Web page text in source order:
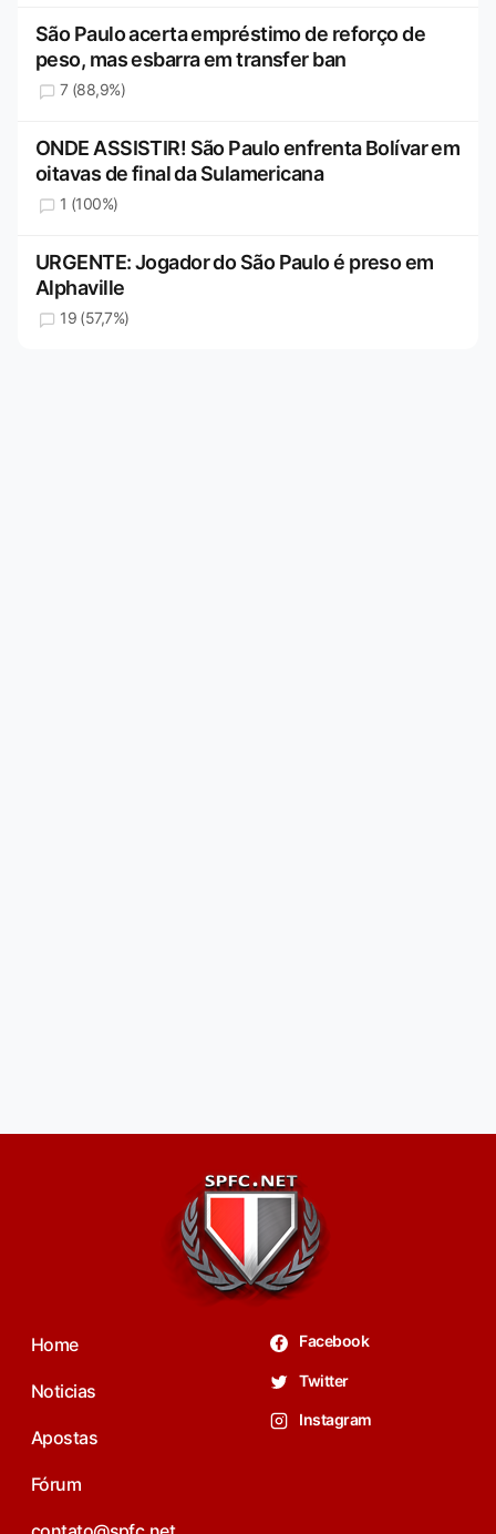
São Paulo acerta empréstimo de reforço de
peso, mas esbarra em transfer ban
7 (88,9%)
ONDE ASSISTIR! São Paulo enfrenta Bolívar em
oitavas de final da Sulamericana
1 (100%)
URGENTE: Jogador do São Paulo é preso em
Alphaville
19 (57,7%)
Home
Noticias
Apostas
Fórum
Facebook
Twitter
Instagram